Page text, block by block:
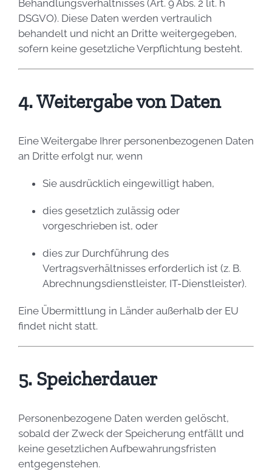
Behandlungsverhältnisses (Art. 9 Abs. 2 lit. h
DSGVO). Diese Daten werden vertraulich
behandelt und nicht an Dritte weitergegeben,
sofern keine gesetzliche Verpflichtung besteht.
4. Weitergabe von Daten
Eine Weitergabe Ihrer personenbezogenen Daten
an Dritte erfolgt nur, wenn
Sie ausdrücklich eingewilligt haben,
dies gesetzlich zulässig oder
vorgeschrieben ist, oder
dies zur Durchführung des
Vertragsverhältnisses erforderlich ist (z. B.
Abrechnungsdienstleister, IT-Dienstleister).
Eine Übermittlung in Länder außerhalb der EU
findet nicht statt.
5. Speicherdauer
Personenbezogene Daten werden gelöscht,
sobald der Zweck der Speicherung entfällt und
keine gesetzlichen Aufbewahrungsfristen
entgegenstehen.